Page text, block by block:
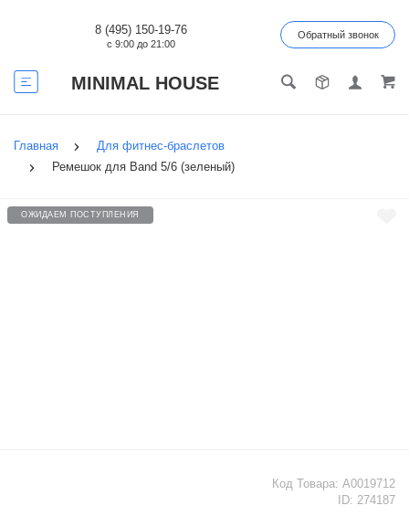
MINIMAL HOUSE
8 (495) 150-19-76
с 9:00 до 21:00
Обратный звонок
Главная
Для фитнес-браслетов
Ремешок для Band 5/6 (зеленый)
ОЖИДАЕМ ПОСТУПЛЕНИЯ
Код Товара: А0019712
ID: 274187